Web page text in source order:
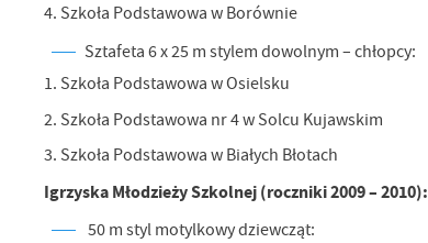
4. Szkoła Podstawowa w Borównie
Sztafeta 6 x 25 m stylem dowolnym – chłopcy:
1. Szkoła Podstawowa w Osielsku
2. Szkoła Podstawowa nr 4 w Solcu Kujawskim
3. Szkoła Podstawowa w Białych Błotach
Igrzyska Młodzieży Szkolnej (roczniki 2009 – 2010):
50 m styl motylkowy dziewcząt: